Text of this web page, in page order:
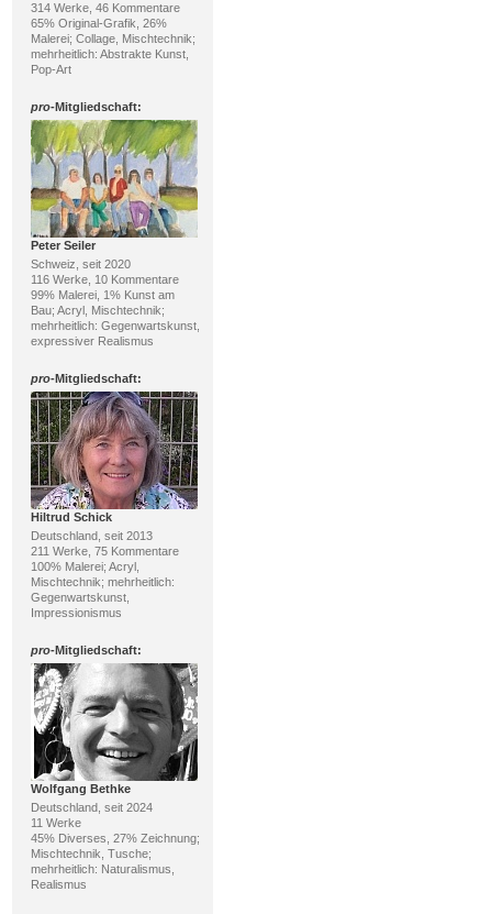
314 Werke, 46 Kommentare
65% Original-Grafik, 26%
Malerei; Collage, Mischtechnik;
mehrheitlich: Abstrakte Kunst,
Pop-Art
pro-Mitgliedschaft:
Peter Seiler
Schweiz, seit 2020
116 Werke, 10 Kommentare
99% Malerei, 1% Kunst am
Bau; Acryl, Mischtechnik;
mehrheitlich: Gegenwartskunst,
expressiver Realismus
pro-Mitgliedschaft:
Hiltrud Schick
Deutschland, seit 2013
211 Werke, 75 Kommentare
100% Malerei; Acryl,
Mischtechnik; mehrheitlich:
Gegenwartskunst,
Impressionismus
pro-Mitgliedschaft:
Wolfgang Bethke
Deutschland, seit 2024
11 Werke
45% Diverses, 27% Zeichnung;
Mischtechnik, Tusche;
mehrheitlich: Naturalismus,
Realismus